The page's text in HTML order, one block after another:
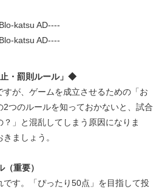
katsu AD----
katsu AD----
・罰則ルール」◆
が、ゲームを成立させるための「お
つのルールを知っておかないと、試合
」と混乱してしまう原因になりま
ましょう。
重要）
です。「ぴったり50点」を目指して投